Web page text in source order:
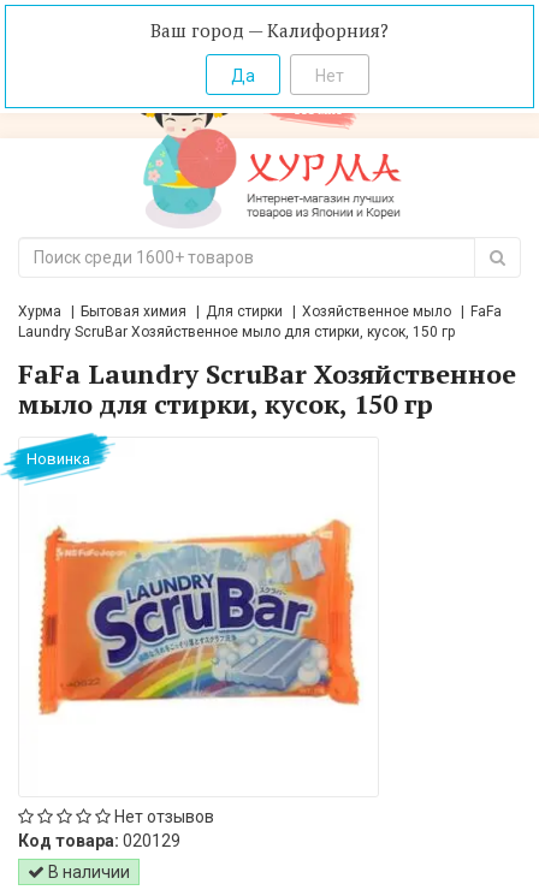
Ваш город — Калифорния?
Хурма Бытовая химия Для стирки Хозяйственное мыло
FaFa
Laundry ScruBar Хозяйственное мыло для стирки, кусок, 150 гр
FaFa Laundry ScruBar Хозяйственное
мыло для стирки, кусок, 150 гр
Новинка
Нет отзывов
Код товара: 020129
В наличии